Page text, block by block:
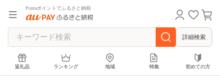
Pontaポイントでふるさと納税
詳細検索
返礼品 ランキング 地域 特集 初めての方